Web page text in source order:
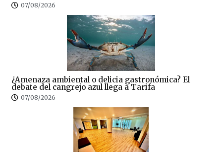
07/08/2026
¿Amenaza ambiental o delicia gastronómica? El
debate del cangrejo azul llega a Tarifa
07/08/2026